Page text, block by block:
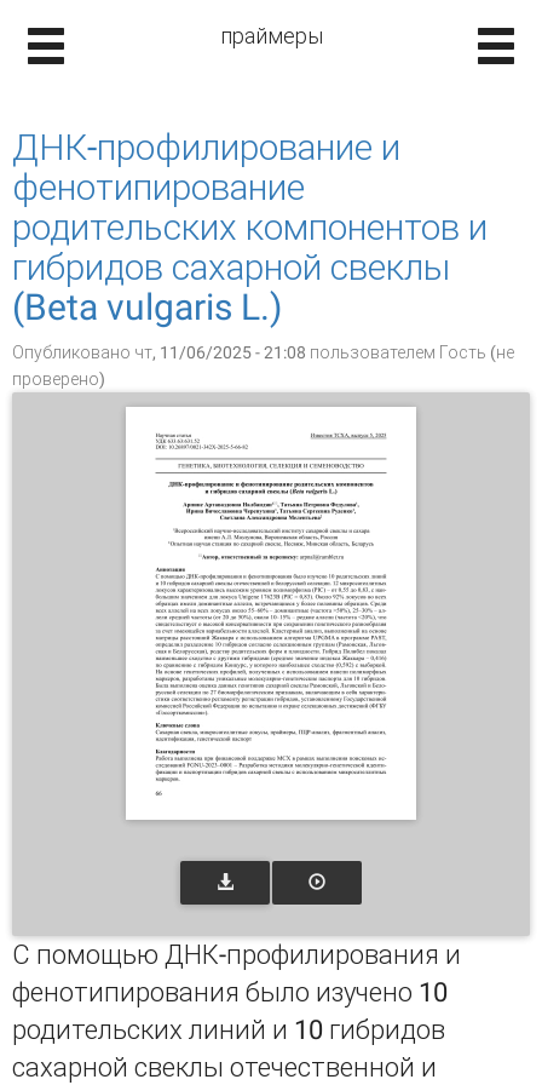
праймеры
ДНК-профилирование и
фенотипирование
родительских компонентов и
гибридов сахарной свеклы
(Beta vulgaris L.)
Опубликовано чт, 11/06/2025 - 21:08 пользователем Гость (не
проверено)
С помощью ДНК-профилирования и
фенотипирования было изучено 10
родительских линий и 10 гибридов
сахарной свеклы отечественной и